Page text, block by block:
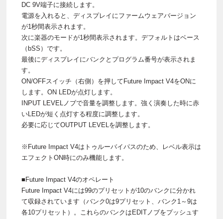
DC 9V端子に接続します。
電源を入れると、ディスプレイにファームウェアバージョン
が1秒間表示されます。
次に楽器のモードが1秒間表示されます。デフォルトはベース
（bSS）です。
最後にディスプレイにバンクとプログラム番号が表示されま
す。
ON/OFFスイッチ（右側）を押してFuture Impact V4をONに
します。ON LEDが点灯します。
INPUT LEVELノブで音量を調整します。強く演奏した時に赤
いLEDが短く点灯する程度に調整します。
必要に応じてOUTPUT LEVELを調整します。
※Future Impact V4はトゥルーバイパスのため、レベル表示は
エフェクトON時にのみ機能します。
■Future Impact V4のオペレート
Future Impact V4には99のプリセットが10のバンクに分かれ
て収録されています（バンク0は9プリセット、バンク1～9は
各10プリセット）。これらのバンクはEDITノブをプッシュす